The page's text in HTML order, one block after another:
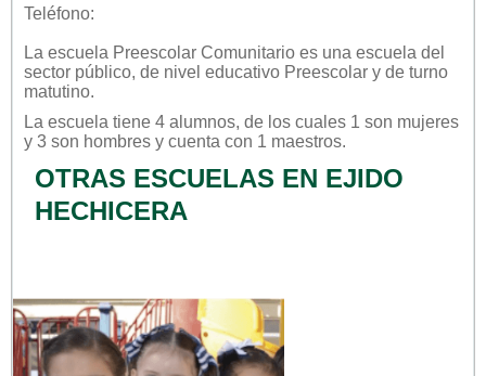
Teléfono:
La escuela Preescolar Comunitario es una escuela del
sector público, de nivel educativo Preescolar y de turno
matutino.
La escuela tiene 4 alumnos, de los cuales 1 son mujeres
y 3 son hombres y cuenta con 1 maestros.
OTRAS ESCUELAS EN EJIDO
HECHICERA